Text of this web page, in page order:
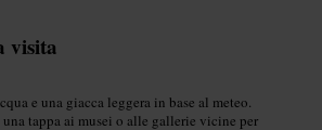
visita
e una giacca leggera in base al meteo.
tappa ai musei o alle gallerie vicine per